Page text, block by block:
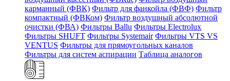
карманный (ФВК) Фильтр для фанкойла (ФВФ) Фильтр
компактный (ФВКом) Фильтр воздушный абсолютной
очистки (ФВА) Фильтры Ballu Фильтры Electrolux
Фильтры SHUFT Фильтры Systemair Фильтры VTS VS
VENTUS Фильтры для прямоугольных каналов
Фильтры для систем аспирации Таблица аналогов